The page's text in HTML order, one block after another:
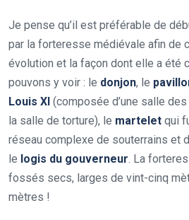
Je pense qu’il est préférable de
par la forteresse médiévale afin de
évolution et la façon dont elle a été
pouvons y voir : le donjon, le
Louis XI (composée d’une salle
la salle de torture), le martelet qui
réseau complexe de souterrains et
le logis du gouverneur. La
fossés secs, larges de vint-cinq
mètres !